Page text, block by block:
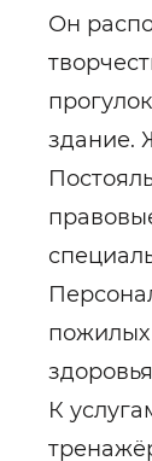
Он
здание.
пожилых
К